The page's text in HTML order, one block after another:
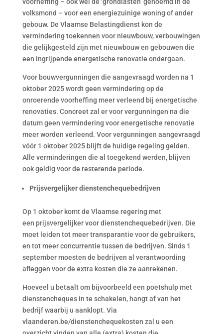
volksmond – voor een energiezuinige woning of ander
gebouw. De Vlaamse Belastingdienst kon de
vermindering toekennen voor nieuwbouw, verbouwingen
die gelijkgesteld zijn met nieuwbouw en gebouwen die
een ingrijpende energetische renovatie ondergaan.
Voor bouwvergunningen die aangevraagd worden na 1
oktober 2025 wordt geen vermindering op de
onroerende voorheffing meer verleend bij energetische
renovaties. Concreet zal er voor vergunningen na die
datum geen vermindering voor energetische renovatie
meer worden verleend. Voor vergunningen aangevraagd
vóór 1 oktober 2025 blijft de huidige regeling gelden.
Alle verminderingen die al toegekend werden, blijven
ook geldig voor de resterende periode.
Prijsvergelijker dienstenchequebedrijven
Op 1 oktober komt de Vlaamse regering met
een prijsvergelijker voor dienstenchequebedrijven. Die
moet leiden tot meer transparantie voor de gebruikers,
en tot meer concurrentie tussen de bedrijven. Sinds 1
september moesten de bedrijven al verantwoording
afleggen voor de extra kosten die ze aanrekenen.
Hoeveel u betaalt om bijvoorbeeld een poetshulp met
dienstencheques in te schakelen, hangt af van het
bedrijf waarbij u aanklopt. Via
vlaanderen.be/dienstenchequekosten zal u een